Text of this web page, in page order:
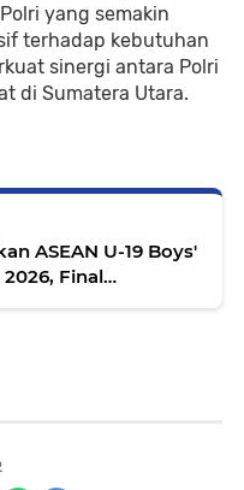
yang semakin
terhadap kebutuhan
sinergi antara Polri
di Sumatera Utara.
ASEAN U-19 Boys'
Final